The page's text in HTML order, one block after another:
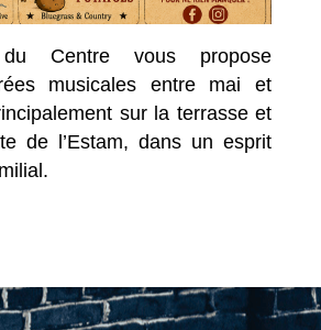
du Centre vous propose
musicales entre mai et
sur la terrasse et
de l’Estam, dans un esprit